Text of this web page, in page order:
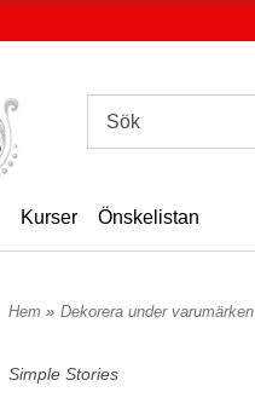
Kurser Önskelistan
Hem » Dekorera under varumärken
Simple Stories